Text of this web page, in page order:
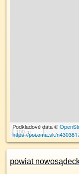
100 m
Podkladové dáta ©
https://poi.oma.sk/
powiat